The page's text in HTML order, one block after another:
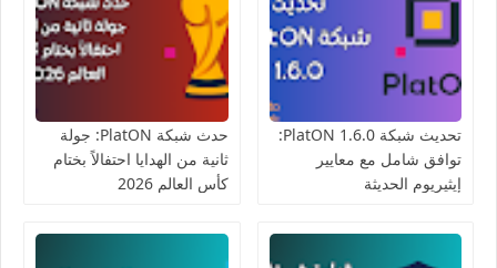
تحديث شبكة PlatON 1.6.0:
توافق شامل مع معايير
إيثيريوم الحديثة
حدث شبكة PlatON: جولة
ثانية من الهدايا احتفالاً بختام
كأس العالم 2026